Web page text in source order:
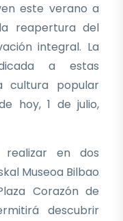
este verano a
reapertura del
integral. La
a estas
cultura popular
hoy, 1 de julio,
en dos
Museoa Bilbao
Corazón de
descubrir